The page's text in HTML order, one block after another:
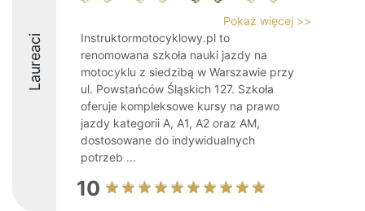
Laureaci
Pokaż więcej >>
Instruktormotocyklowy.pl to
renomowana szkoła nauki jazdy na
motocyklu z siedzibą w Warszawie przy
ul. Powstańców Śląskich 127. Szkoła
oferuje kompleksowe kursy na prawo
jazdy kategorii A, A1, A2 oraz AM,
dostosowane do indywidualnych
potrzeb ...
10